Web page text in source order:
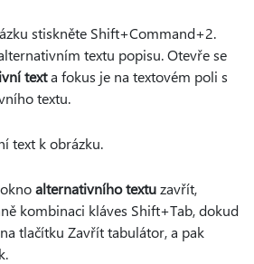
stiskněte Shift+Command+2.
textu popisu. Otevře se
texta fokus je na textovém poli s
textu.
text k obrázku.
alternativního textuzavřít,
kombinaci kláves Shift+Tab, dokud
tlačítku Zavřít tabulátor, a pak